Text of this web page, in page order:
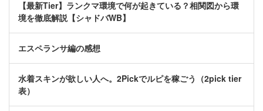
【最新Tier】ランクマ環境で何が起きている？相関図から環
境を徹底解説【シャドバWB】
エスペランサ編の感想
水着スキンが欲しい人へ。2Pickでルピを稼ごう（2pick tier
表）